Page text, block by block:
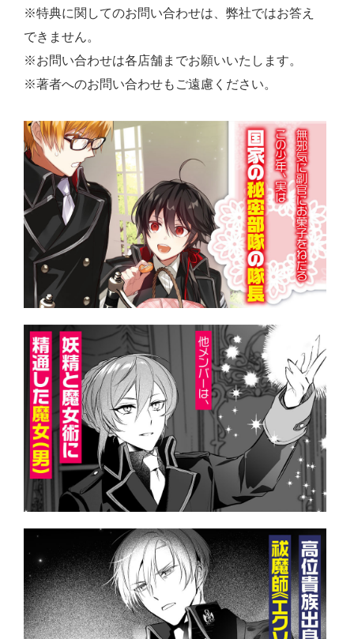
※特典に関してのお問い合わせは、弊社ではお答え
できません。
※お問い合わせは各店舗までお願いいたします。
※著者へのお問い合わせもご遠慮ください。